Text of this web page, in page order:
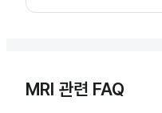
MRI 관련 FAQ